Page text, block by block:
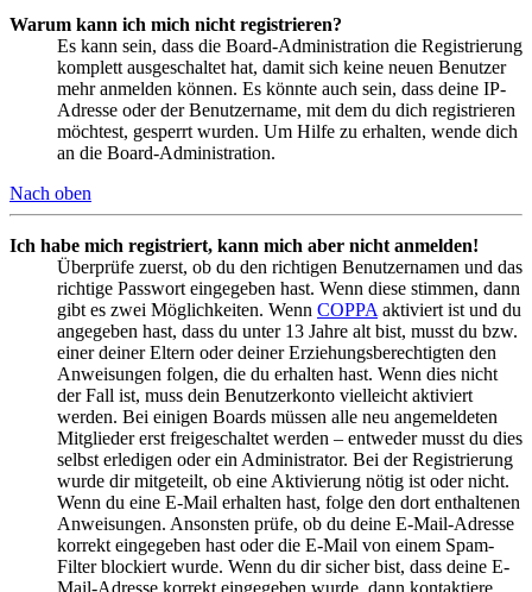
Warum kann ich mich nicht registrieren?
Es kann sein, dass die Board-Administration die Registrierung
komplett ausgeschaltet hat, damit sich keine neuen Benutzer
mehr anmelden können. Es könnte auch sein, dass deine IP-
Adresse oder der Benutzername, mit dem du dich registrieren
möchtest, gesperrt wurden. Um Hilfe zu erhalten, wende dich
an die Board-Administration.
Nach oben
Ich habe mich registriert, kann mich aber nicht anmelden!
Überprüfe zuerst, ob du den richtigen Benutzernamen und das
richtige Passwort eingegeben hast. Wenn diese stimmen, dann
gibt es zwei Möglichkeiten. Wenn COPPA aktiviert ist und du
angegeben hast, dass du unter 13 Jahre alt bist, musst du bzw.
einer deiner Eltern oder deiner Erziehungsberechtigten den
Anweisungen folgen, die du erhalten hast. Wenn dies nicht
der Fall ist, muss dein Benutzerkonto vielleicht aktiviert
werden. Bei einigen Boards müssen alle neu angemeldeten
Mitglieder erst freigeschaltet werden – entweder musst du dies
selbst erledigen oder ein Administrator. Bei der Registrierung
wurde dir mitgeteilt, ob eine Aktivierung nötig ist oder nicht.
Wenn du eine E-Mail erhalten hast, folge den dort enthaltenen
Anweisungen. Ansonsten prüfe, ob du deine E-Mail-Adresse
korrekt eingegeben hast oder die E-Mail von einem Spam-
Filter blockiert wurde. Wenn du dir sicher bist, dass deine E-
Mail-Adresse korrekt eingegeben wurde, dann kontaktiere